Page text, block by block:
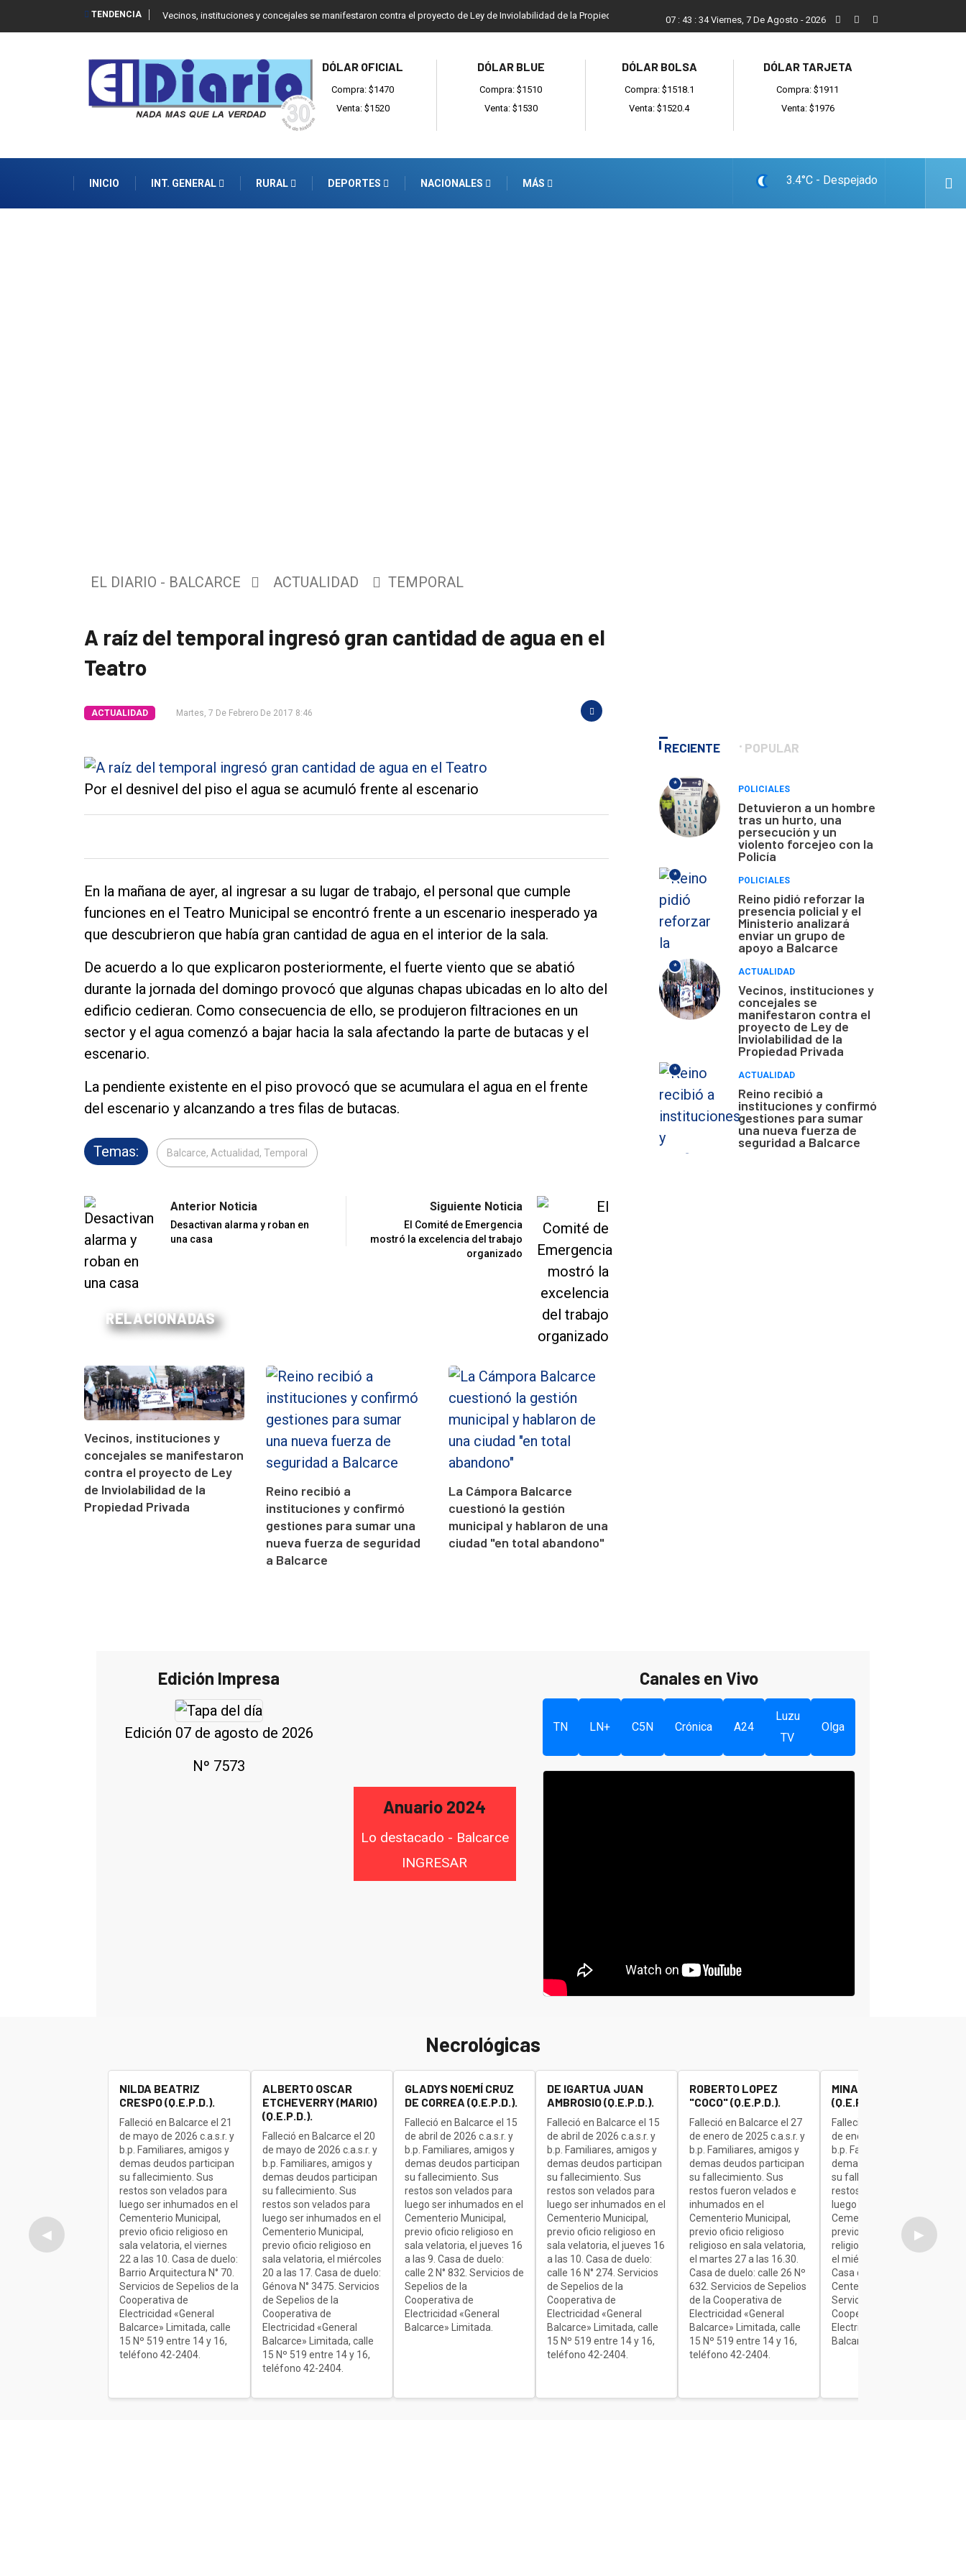
TENDENCIA Vecinos, instituciones y concejales se manifestaron contra el proyecto de Ley de Inviolabilidad de la Propiedad Privada Reino recibió a instituciones y confirmó gestiones para
07 : 43 : 35 Viernes, 7 De Agosto - 2026
DÓLAR OFICIAL
Compra: $1470
Venta: $1520
DÓLAR BLUE
Compra: $1510
Venta: $1530
DÓLAR BOLSA
Compra: $1518.1
Venta: $1520.4
DÓLAR TARJETA
Compra: $1911
Venta: $1976
INICIO INT. GENERAL RURAL DEPORTES NACIONALES MÁS 3.4°C - Despejado
Tendencia
Entrevistas
EL DIARIO - BALCARCE ACTUALIDAD TEMPORAL
A raíz del temporal ingresó gran cantidad de agua en el
Teatro
ACTUALIDAD Martes, 7 De Febrero De 2017 8:46
Por el desnivel del piso el agua se acumuló frente al escenario
En la mañana de ayer, al ingresar a su lugar de trabajo, el personal que cumple
funciones en el Teatro Municipal se encontró frente a un escenario inesperado ya
que descubrieron que había gran cantidad de agua en el interior de la sala.
De acuerdo a lo que explicaron posteriormente, el fuerte viento que se abatió
durante la jornada del domingo provocó que algunas chapas ubicadas en lo alto del
edificio cedieran. Como consecuencia de ello, se produjeron filtraciones en un
sector y el agua comenzó a bajar hacia la sala afectando la parte de butacas y el
escenario.
La pendiente existente en el piso provocó que se acumulara el agua en el frente
del escenario y alcanzando a tres filas de butacas.
Temas: Balcarce, Actualidad, Temporal
Anterior Noticia
Desactivan alarma y roban en
una casa
Siguiente Noticia
El Comité de Emergencia
mostró la excelencia del trabajo
organizado
RELACIONADAS
Vecinos, instituciones y
concejales se manifestaron
contra el proyecto de Ley
de Inviolabilidad de la
Propiedad Privada
Reino recibió a
instituciones y confirmó
gestiones para sumar una
nueva fuerza de seguridad
a Balcarce
La Cámpora Balcarce
cuestionó la gestión
municipal y hablaron de una
ciudad "en total abandono"
RECIENTE POPULAR
*
POLICIALES
Detuvieron a un hombre
tras un hurto, una
persecución y un
violento forcejeo con la
Policía
*
POLICIALES
Reino pidió reforzar la
presencia policial y el
Ministerio analizará
enviar un grupo de
apoyo a Balcarce
*
ACTUALIDAD
Vecinos, instituciones y
concejales se
manifestaron contra el
proyecto de Ley de
Inviolabilidad de la
Propiedad Privada
*
ACTUALIDAD
Reino recibió a
instituciones y confirmó
gestiones para sumar
una nueva fuerza de
seguridad a Balcarce
Edición Impresa
Edición 07 de agosto de 2026
Nº 7573
Anuario 2024
Lo destacado - Balcarce
INGRESAR
Canales en Vivo
TN LN+ C5N Crónica A24
Luzu
TV
Olga
Necrológicas
◀
NILDA BEATRIZ
CRESPO (Q.E.P.D.).
Falleció en Balcarce el 21
de mayo de 2026 c.a.s.r. y
b.p. Familiares, amigos y
demas deudos participan
su fallecimiento. Sus
restos son velados para
luego ser inhumados en el
Cementerio Municipal,
previo oficio religioso en
sala velatoria, el viernes
22 a las 10. Casa de duelo:
Barrio Arquitectura N° 70.
Servicios de Sepelios de la
Cooperativa de
Electricidad «General
Balcarce» Limitada, calle
15 Nº 519 entre 14 y 16,
teléfono 42-2404.
ALBERTO OSCAR
ETCHEVERRY (MARIO)
(Q.E.P.D.).
Falleció en Balcarce el 20
de mayo de 2026 c.a.s.r. y
b.p. Familiares, amigos y
demas deudos participan
su fallecimiento. Sus
restos son velados para
luego ser inhumados en el
Cementerio Municipal,
previo oficio religioso en
sala velatoria, el miércoles
20 a las 17. Casa de duelo:
Génova N° 3475. Servicios
de Sepelios de la
Cooperativa de
Electricidad «General
Balcarce» Limitada, calle
15 Nº 519 entre 14 y 16,
teléfono 42-2404.
GLADYS NOEMÍ CRUZ
DE CORREA (Q.E.P.D.).
Falleció en Balcarce el 15
de abril de 2026 c.a.s.r. y
b.p. Familiares, amigos y
demas deudos participan
su fallecimiento. Sus
restos son velados para
luego ser inhumados en el
Cementerio Municipal,
previo oficio religioso en
sala velatoria, el jueves 16
a las 9. Casa de duelo:
calle 2 N° 832. Servicios de
Sepelios de la
Cooperativa de
Electricidad «General
Balcarce» Limitada.
DE IGARTUA JUAN
AMBROSIO (Q.E.P.D.).
Falleció en Balcarce el 15
de abril de 2026 c.a.s.r. y
b.p. Familiares, amigos y
demas deudos participan
su fallecimiento. Sus
restos son velados para
luego ser inhumados en el
Cementerio Municipal,
previo oficio religioso en
sala velatoria, el jueves 16
a las 10. Casa de duelo:
calle 16 N° 274. Servicios
de Sepelios de la
Cooperativa de
Electricidad «General
Balcarce» Limitada, calle
15 Nº 519 entre 14 y 16,
teléfono 42-2404.
ROBERTO LOPEZ
"COCO" (Q.E.P.D.).
Falleció en Balcarce el 27
de enero de 2025 c.a.s.r. y
b.p. Familiares, amigos y
demas deudos participan
su fallecimiento. Sus
restos fueron velados e
inhumados en el
Cementerio Municipal,
previo oficio religioso
religioso en sala velatoria,
el martes 27 a las 16.30.
Casa de duelo: calle 26 Nº
632. Servicios de Sepelios
de la Cooperativa de
Electricidad «General
Balcarce» Limitada, calle
15 Nº 519 entre 14 y 16,
teléfono 42-2404.
MINAUDO JOSE "BETA"
(Q.E.P.D.).
Falleció en Balcarce el 27
de enero de 2025 c.a.s.r. y
b.p. Familiares, amigos y
demas deudos participan
su fallecimiento. Sus
restos son velados para
luego ser inhumados en el
Cementerio Municipal,
previo oficio religioso
religioso en sala velatoria,
el miércoles de 7 a 9.30.
Casa de duelo: Av.
Centenario Nº 1840.
Servicios de Sepelios de la
Cooperativa de
Electricidad «General
Balcarce» Limitada.
▶